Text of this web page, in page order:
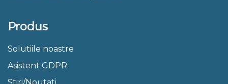
Produs
Solutiile noastre
Asistent GDPR